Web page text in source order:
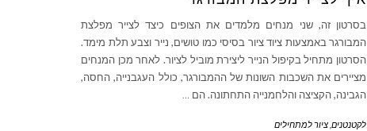
בסרטון זה, שני מנחים מלמדים את הצופים כיצד לצייר מפלצת
המבורגר באמצעות ציוד ציור בסיסי כמו טושים, נייר וצבע תלת מימד.
הסרטון מתחיל בקיפול הנייר ליצירת מוביל לציור. לאחר מכן המנחים
מציירים את השכבות השונות של ההמבורגר, כולל העגבנייה, החסה,
הגבינה, הקציצה והלחמנייה התחתונה. הם …
לקטנטנים ציור למתחילים